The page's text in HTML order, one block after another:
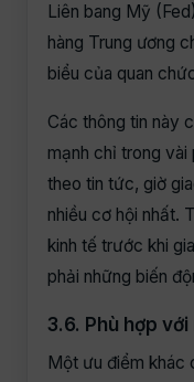
Liên bang Mỹ
hàng Trung ương
biểu của quan
Các thông tin này
mạnh chỉ trong
theo tin tức, giờ
nhiều cơ hội nhất.
kinh tế trước khi
phải những biến
3.6. Phù hợp
Một ưu điểm khác